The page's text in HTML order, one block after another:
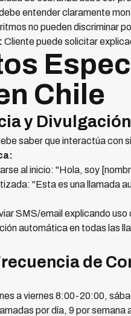
entender claramente
no pueden discriminar
Cliente puede solicitar
Chile
y Divulgación
saber que interactúa con
al inicio: "Hola, soy
"Esta es una llamada
SMS/email explicando uso
automática en todas las
de
a viernes 8:00-20:00,
por día, 9 por semana